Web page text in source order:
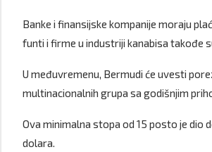
Banke i finansijske kompanije moraju
funti i firme u industriji kanabisa takođe
U međuvremenu, Bermudi će uvesti
multinacionalnih grupa sa godišnjim
Ova minimalna stopa od 15 posto je dio
dolara.